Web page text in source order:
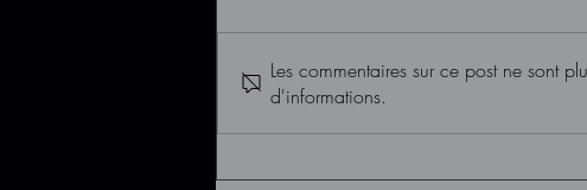
Un bel automne
Alexandre Barrette
Les commentaires sur ce post ne sont
d'informations.